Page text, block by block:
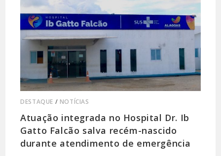
DESTAQUE / NOTÍCIAS
Atuação integrada no Hospital Dr. Ib
Gatto Falcão salva recém-nascido
durante atendimento de emergência